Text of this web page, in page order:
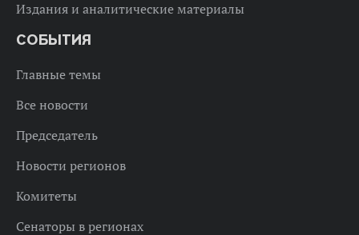
Издания и аналитические материалы
СОБЫТИЯ
Главные темы
Все новости
Председатель
Новости регионов
Комитеты
Сенаторы в регионах